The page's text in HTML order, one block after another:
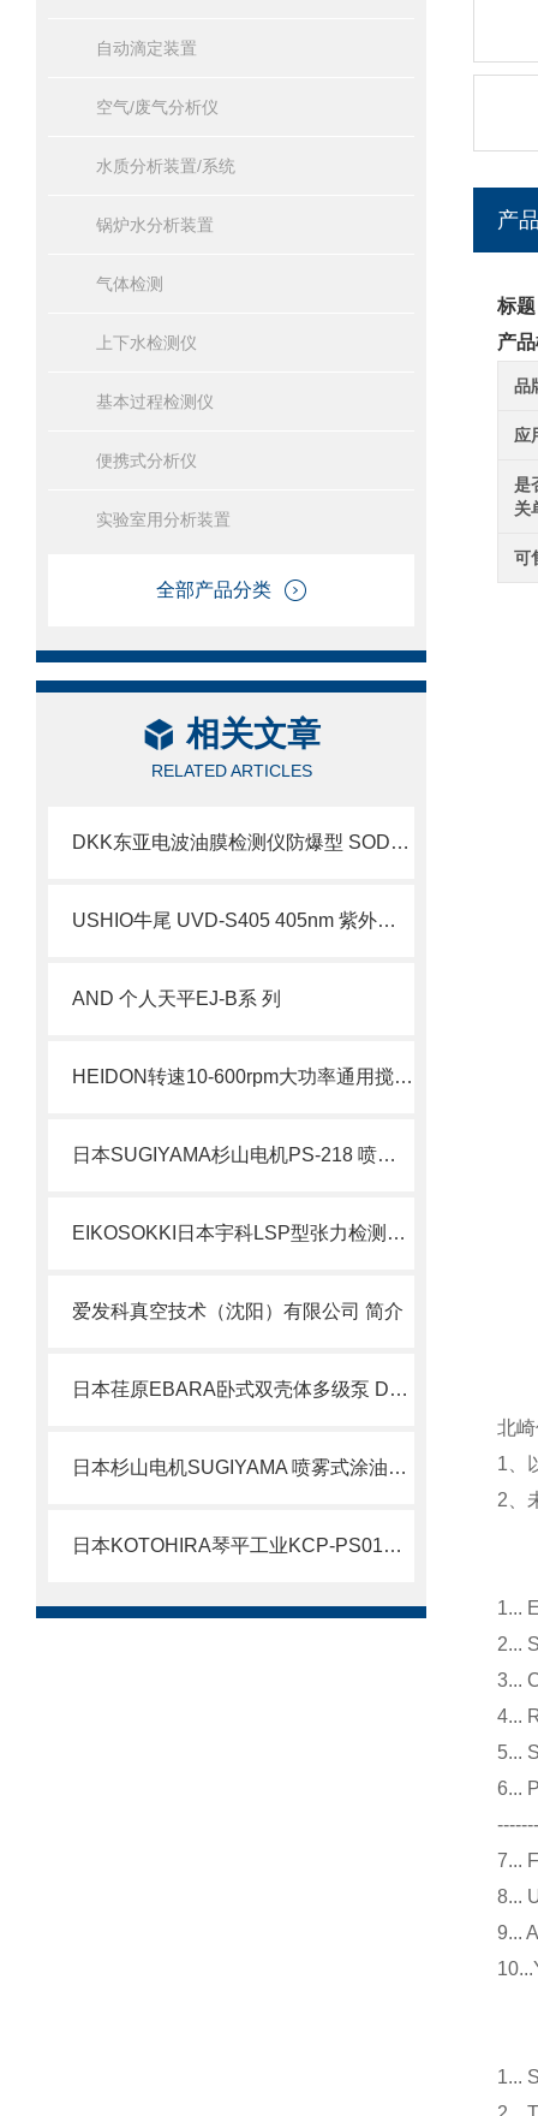
自动滴定装置
空气/废气分析仪
水质分析装置/系统
锅炉水分析装置
气体检测
上下水检测仪
基本过程检测仪
便携式分析仪
实验室用分析装置
全部产品分类
相关文章
RELATED ARTICLES
DKK东亚电波油膜检测仪防爆型 SODL-1600型
USHIO牛尾 UVD-S405 405nm 紫外探头选型分析
AND 个人天平EJ-B系 列
HEIDON转速10-600rpm大功率通用搅拌器BLh600Saf
日本SUGIYAMA杉山电机PS-218 喷雾式涂油装置北崎热卖
EIKOSOKKI日本宇科LSP型张力检测器LSP00原理
爱发科真空技术（沈阳）有限公司 简介
日本荏原EBARA卧式双壳体多级泵 DCS/DCD北崎热卖
日本杉山电机SUGIYAMA 喷雾式涂油装置PS-218北崎热卖
日本KOTOHIRA琴平工业KCP-PS01分体式HEPA隔断北崎热卖
产
标
产
品
应
是
关
可
北
1、
2、
1...
2...
3...
4...
5...
6...
7...
8...
9...
1...